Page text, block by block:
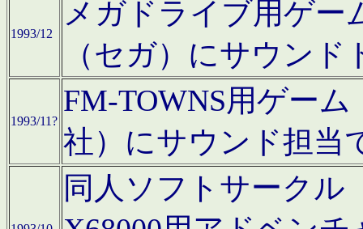
1993/12
メガドライブ用ゲー
（セガ）にサウン
1993/11?
FM-TOWNS用ゲー
社）にサウンド担当
同人ソフトサークル